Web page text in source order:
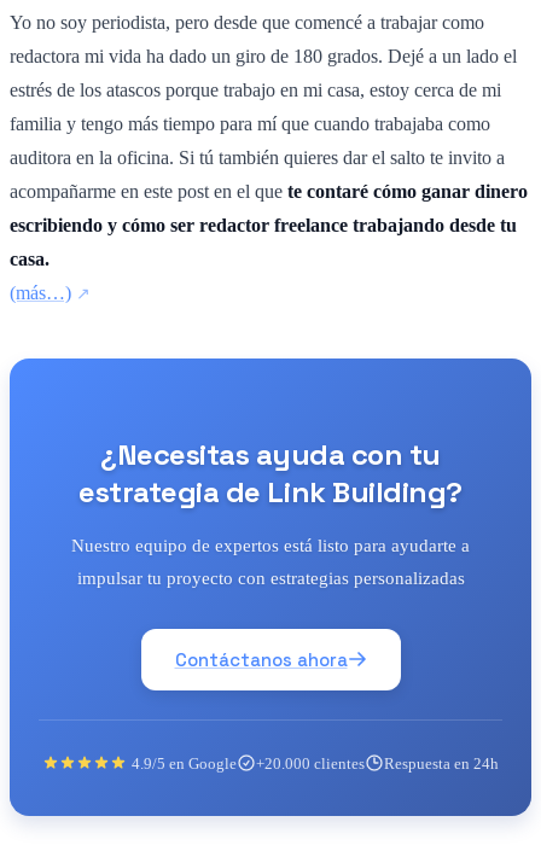
Yo no soy periodista, pero desde que comencé a trabajar como
redactora mi vida ha dado un giro de 180 grados. Dejé a un lado el
estrés de los atascos porque trabajo en mi casa, estoy cerca de mi
familia y tengo más tiempo para mí que cuando trabajaba como
auditora en la oficina. Si tú también quieres dar el salto te invito a
acompañarme en este post en el que te contaré cómo ganar dinero
escribiendo y cómo ser redactor freelance trabajando desde tu
casa.
(más…)
¿Necesitas ayuda con tu
estrategia de Link Building?
Nuestro equipo de expertos está listo para ayudarte a
impulsar tu proyecto con estrategias personalizadas
Contáctanos ahora
4.9/5 en Google +20.000 clientes Respuesta en 24h